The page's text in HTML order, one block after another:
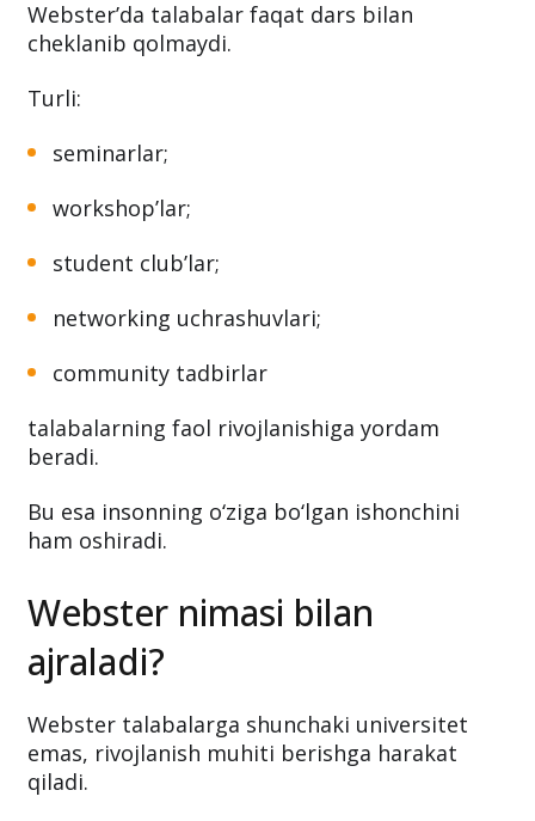
Webster’da talabalar faqat dars bilan
cheklanib qolmaydi.
Turli:
seminarlar;
workshop’lar;
student club’lar;
networking uchrashuvlari;
community tadbirlar
talabalarning faol rivojlanishiga yordam
beradi.
Bu esa insonning o‘ziga bo‘lgan ishonchini
ham oshiradi.
Webster nimasi bilan
ajraladi?
Webster talabalarga shunchaki universitet
emas, rivojlanish muhiti berishga harakat
qiladi.